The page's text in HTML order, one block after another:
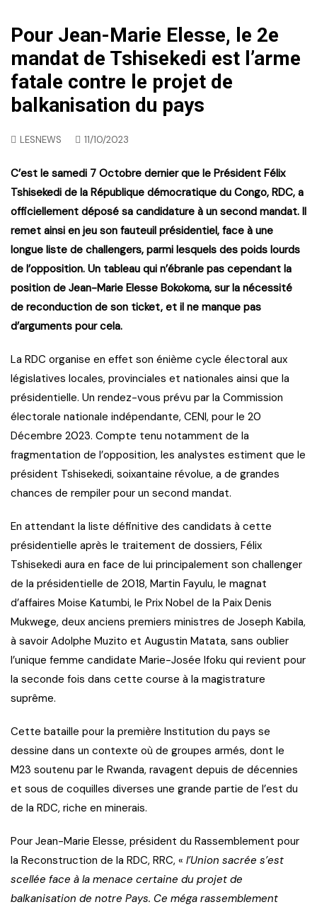
Pour Jean-Marie Elesse, le 2e
mandat de Tshisekedi est l’arme
fatale contre le projet de
balkanisation du pays
LESNEWS 11/10/2023
C’est le samedi 7 Octobre dernier que le Président Félix
Tshisekedi de la République démocratique du Congo, RDC, a
officiellement déposé sa candidature à un second mandat. Il
remet ainsi en jeu son fauteuil présidentiel, face à une
longue liste de challengers, parmi lesquels des poids lourds
de l’opposition. Un tableau qui n’ébranle pas cependant la
position de Jean-Marie Elesse Bokokoma, sur la nécessité
de reconduction de son ticket, et il ne manque pas
d’arguments pour cela.
La RDC organise en effet son énième cycle électoral aux
législatives locales, provinciales et nationales ainsi que la
présidentielle. Un rendez-vous prévu par la Commission
électorale nationale indépendante, CENI, pour le 20
Décembre 2023. Compte tenu notamment de la
fragmentation de l’opposition, les analystes estiment que le
président Tshisekedi, soixantaine révolue, a de grandes
chances de rempiler pour un second mandat.
En attendant la liste définitive des candidats à cette
présidentielle après le traitement de dossiers, Félix
Tshisekedi aura en face de lui principalement son challenger
de la présidentielle de 2018, Martin Fayulu, le magnat
d’affaires Moise Katumbi, le Prix Nobel de la Paix Denis
Mukwege, deux anciens premiers ministres de Joseph Kabila,
à savoir Adolphe Muzito et Augustin Matata, sans oublier
l’unique femme candidate Marie-Josée Ifoku qui revient pour
la seconde fois dans cette course à la magistrature
suprême.
Cette bataille pour la première Institution du pays se
dessine dans un contexte où de groupes armés, dont le
M23 soutenu par le Rwanda, ravagent depuis de décennies
et sous de coquilles diverses une grande partie de l’est du
de la RDC, riche en minerais.
Pour Jean-Marie Elesse, président du Rassemblement pour
la Reconstruction de la RDC, RRC, « l’Union sacrée s’est
scellée face à la menace certaine du projet de
balkanisation de notre Pays. Ce méga rassemblement